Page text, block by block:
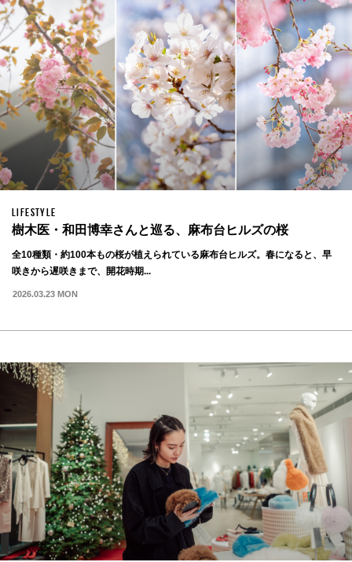
LIFESTYLE
樹木医・和田博幸さんと巡る、麻布台ヒルズの桜
全10種類・約100本もの桜が植えられている麻布台ヒルズ。春になると、早
咲きから遅咲きまで、開花時期...
2026.03.23 MON